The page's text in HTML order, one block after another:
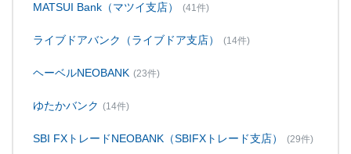
MATSUI Bank（マツイ支店） (41件)
ライブドアバンク（ライブドア支店） (14件)
ヘーベルNEOBANK (23件)
ゆたかバンク (14件)
SBI FXトレードNEOBANK（SBIFXトレード支店） (29件)